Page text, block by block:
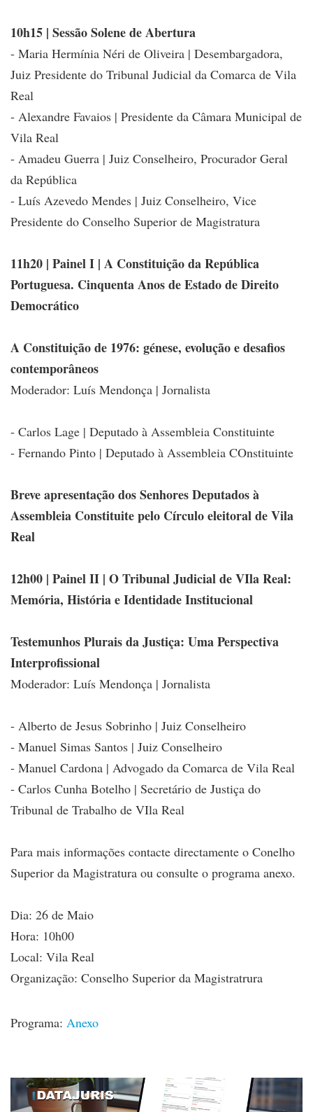
10h15 | Sessão Solene de Abertura
- Maria Hermínia Néri de Oliveira | Desembargadora,
Juiz Presidente do Tribunal Judicial da Comarca de Vila
Real
- Alexandre Favaios | Presidente da Câmara Municipal de
Vila Real
- Amadeu Guerra | Juiz Conselheiro, Procurador Geral
da República
- Luís Azevedo Mendes | Juiz Conselheiro, Vice
Presidente do Conselho Superior de Magistratura
11h20 | Painel I | A Constituição da República
Portuguesa. Cinquenta Anos de Estado de Direito
Democrático
A Constituição de 1976: génese, evolução e desafios
contemporâneos
Moderador: Luís Mendonça | Jornalista
- Carlos Lage | Deputado à Assembleia Constituinte
- Fernando Pinto | Deputado à Assembleia COnstituinte
Breve apresentação dos Senhores Deputados à
Assembleia Constituite pelo Círculo eleitoral de Vila
Real
12h00 | Painel II | O Tribunal Judicial de VIla Real:
Memória, História e Identidade Institucional
Testemunhos Plurais da Justiça: Uma Perspectiva
Interprofissional
Moderador: Luís Mendonça | Jornalista
- Alberto de Jesus Sobrinho | Juiz Conselheiro
- Manuel Simas Santos | Juiz Conselheiro
- Manuel Cardona | Advogado da Comarca de Vila Real
- Carlos Cunha Botelho | Secretário de Justiça do
Tribunal de Trabalho de VIla Real
Para mais informações contacte directamente o Conelho
Superior da Magistratura ou consulte o programa anexo.
Dia: 26 de Maio
Hora: 10h00
Local: Vila Real
Organização: Conselho Superior da Magistratrura
Programa: Anexo